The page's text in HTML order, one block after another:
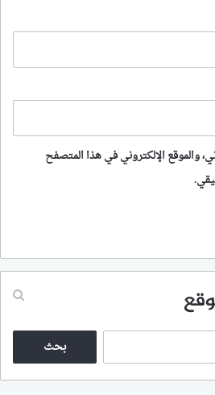
والموقع الإلكتروني في هذا المتصفح